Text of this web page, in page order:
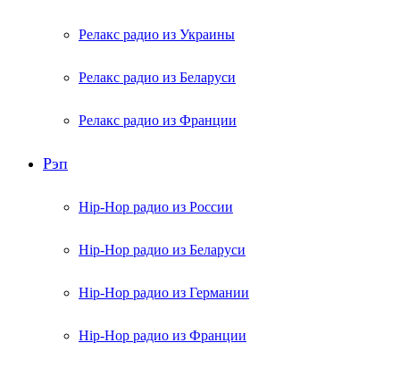
Релакс радио из Украины
Релакс радио из Беларуси
Релакс радио из Франции
Рэп
Hip-Hop радио из России
Hip-Hop радио из Беларуси
Hip-Hop радио из Германии
Hip-Hop радио из Франции